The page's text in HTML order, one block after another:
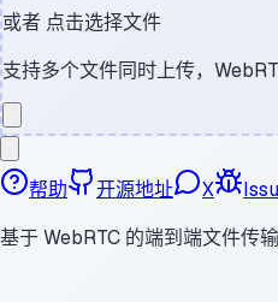
或者 点击选择文件
支持多个文件同时上传，
帮助 开源地址 X
基于 WebRTC 的端到端文件传